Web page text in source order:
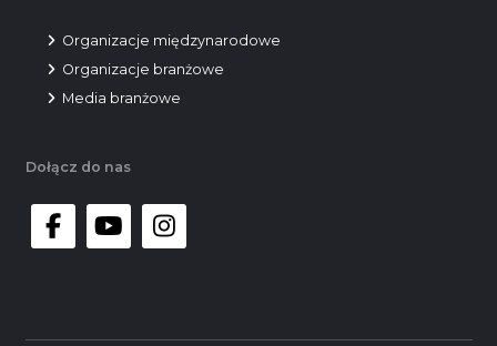
Organizacje międzynarodowe
Organizacje branżowe
Media branżowe
Dołącz do nas
facebookyoutube instagram